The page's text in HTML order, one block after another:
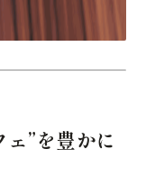
”を豊かに